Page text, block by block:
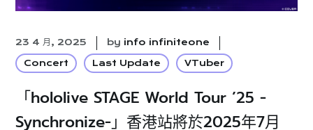
23 4 月, 2025 by info infiniteone
Concert
Last Update VTuber
「hololive STAGE World Tour ’25 -
Synchronize-」香港站將於2025年7月